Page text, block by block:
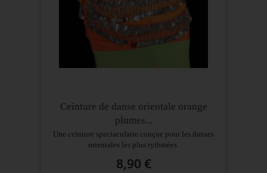
Ceinture de danse orientale orange
plumes...
Une ceinture spectaculaire conçue pour les danses
orientales les plus rythmées.
8,90 €